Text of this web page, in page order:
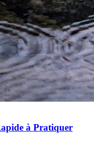
à Pratiquer